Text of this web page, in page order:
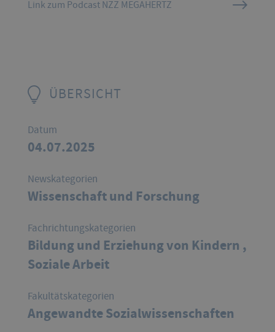
Link zum Podcast NZZ MEGAHERTZ
ÜBERSICHT
Datum
04.07.2025
Newskategorien
Wissenschaft und Forschung
Fachrichtungskategorien
Bildung und Erziehung von Kindern ,
Soziale Arbeit
Fakultätskategorien
Angewandte Sozialwissenschaften